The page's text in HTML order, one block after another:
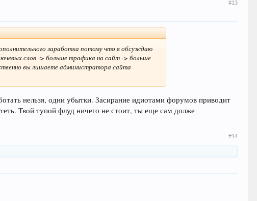
#13
заработка потому что я обсуждаю
слов -> больше трафика на сайт -> больше
вы лишаете администратора сайта
нельзя, одни убытки. Засирание идиотами форумов приводит
Твой тупой флуд ничего не стоит, ты еще сам долже
#14